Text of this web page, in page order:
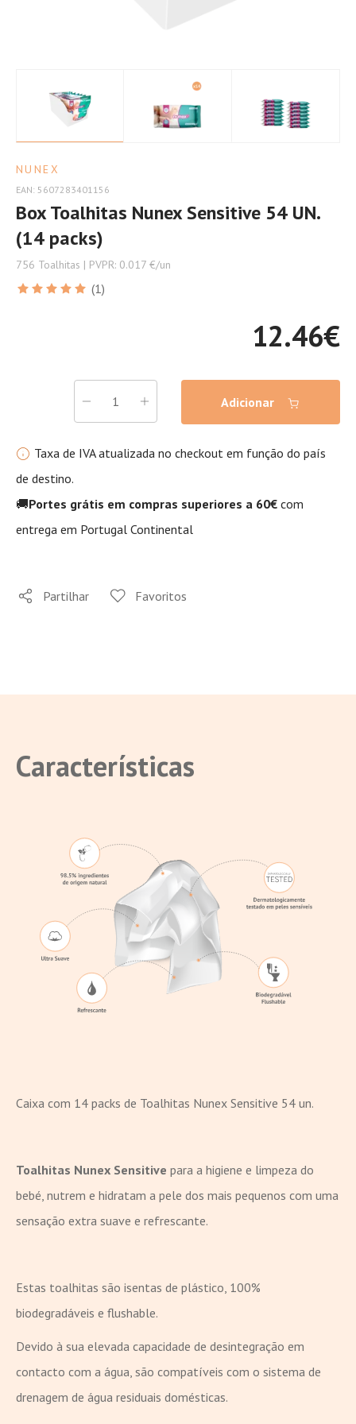
NUNEX
EAN: 5607283401156
Box Toalhitas Nunex Sensitive 54 UN.
(14 packs)
756 Toalhitas | PVPR: 0.017 €/un
(1)
12.46€
Adicionar
Taxa de IVA atualizada no checkout em função do país
de destino.
🚚Portes grátis em compras superiores a 60€ com
entrega em Portugal Continental
Partilhar Favoritos
Características
Caixa com 14 packs de Toalhitas Nunex Sensitive 54 un.
Toalhitas Nunex Sensitive para a higiene e limpeza do
bebé, nutrem e hidratam a pele dos mais pequenos com uma
sensação extra suave e refrescante.
Estas toalhitas são isentas de plástico, 100%
biodegradáveis e flushable.
Devido à sua elevada capacidade de desintegração em
contacto com a água, são compatíveis com o sistema de
drenagem de água residuais domésticas.
seu
Bebé